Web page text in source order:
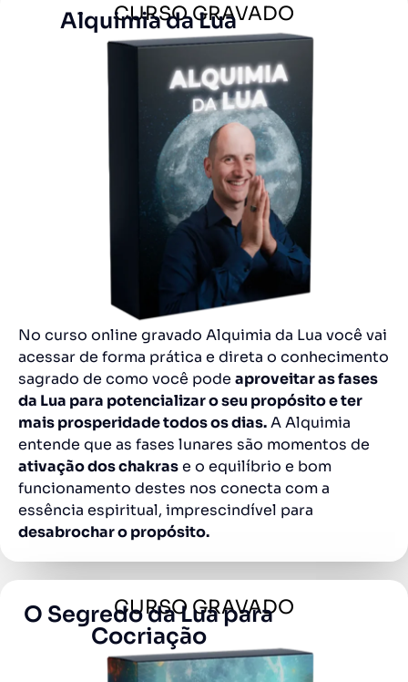
CURSO GRAVADO
Alquimia da Lua
No curso online gravado Alquimia da Lua você vai
acessar de forma prática e direta o conhecimento
sagrado de como você pode aproveitar as fases
da Lua para potencializar o seu propósito e ter
mais prosperidade todos os dias.A Alquimia
entende que as fases lunares são momentos de
ativação dos chakrase o equilíbrio e bom
funcionamento destes nos conecta com a
essência espiritual, imprescindível para
desabrochar o propósito.
CURSO GRAVADO
O Segredo da Lua para
Cocriação